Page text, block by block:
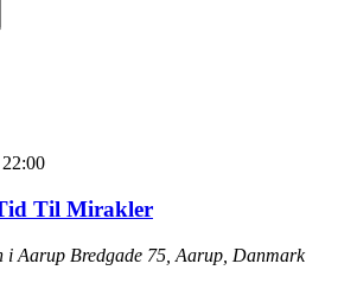
22:00
Til Mirakler
i Aarup Bredgade 75, Aarup, Danmark